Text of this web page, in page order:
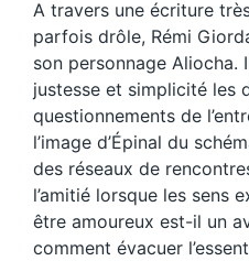
A travers une écriture
parfois drôle, Rémi
son personnage Aliocha.
justesse et simplicité les
questionnements de
l’image d’Épinal du
des réseaux de
l’amitié lorsque les sens
être amoureux est-il un
comment évacuer